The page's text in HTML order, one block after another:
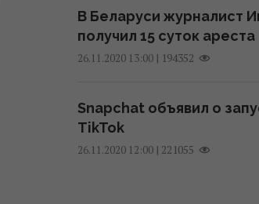
В Беларуси журналист
получил 15 суток ареста
26.11.2020 13:00| 194352
Snapchat объявил о
TikTok
26.11.2020 12:00| 221055